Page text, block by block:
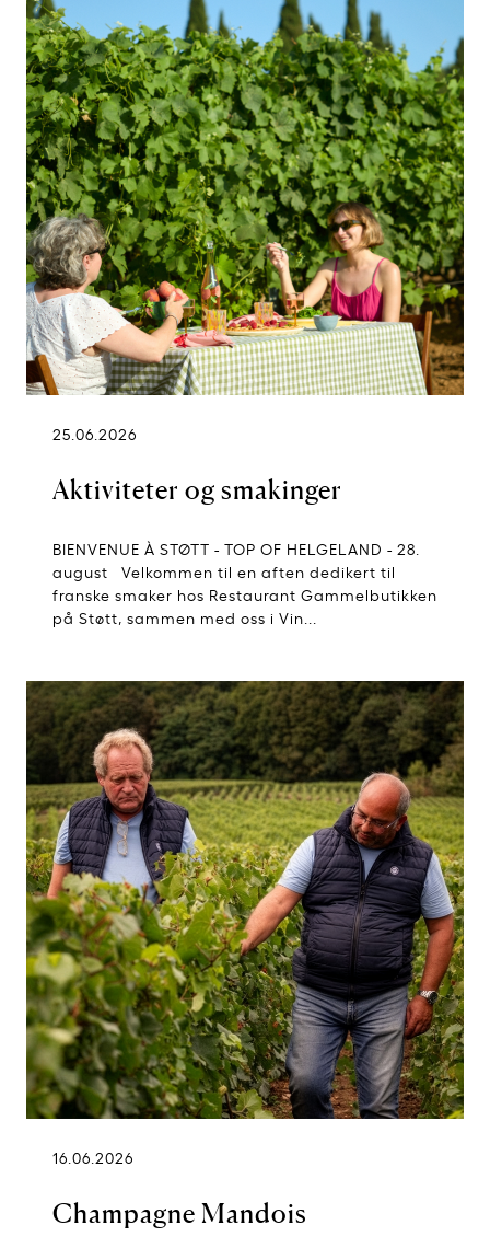
25.06.2026
Aktiviteter og smakinger
BIENVENUE À STØTT - TOP OF HELGELAND - 28.
august Velkommen til en aften dedikert til
franske smaker hos Restaurant Gammelbutikken
på Støtt, sammen med oss i Vin...
16.06.2026
Champagne Mandois